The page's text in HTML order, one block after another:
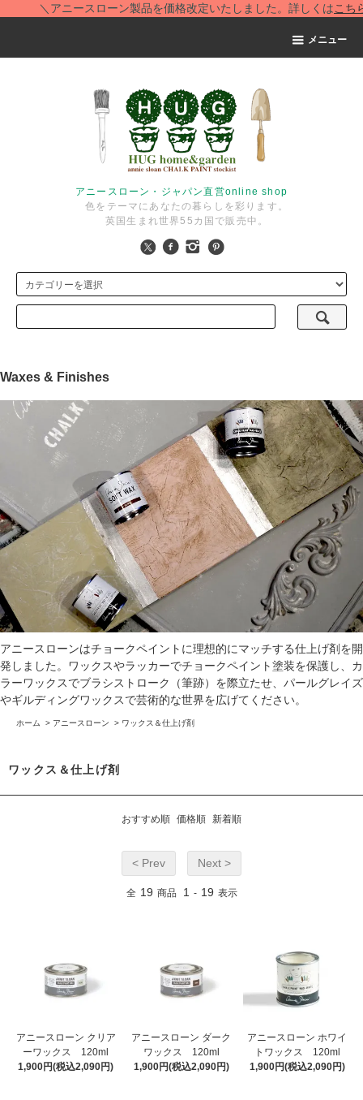
＼アニースローン製品を価格改定いたしました。詳しくは こちらを
メニュー
アニースローン・ジャパン直営online shop
色をテーマにあなたの暮らしを彩ります。
英国生まれ世界55カ国で販売中。
Waxes & Finishes
アニースローンはチョークペイントに理想的にマッチする仕上げ剤を開
発しました。ワックスやラッカーでチョークペイント塗装を保護し、カ
ラーワックスでブラシストローク（筆跡）を際立たせ、パールグレイズ
やギルディングワックスで芸術的な世界を広げてください。
ホーム > アニースローン > ワックス＆仕上げ剤
ワックス＆仕上げ剤
おすすめ順 価格順 新着順
< Prev Next >
全 19 商品 1 - 19 表示
アニースローン クリア
ーワックス 120ml
1,900円(税込2,090円)
アニースローン ダーク
ワックス 120ml
1,900円(税込2,090円)
アニースローン ホワイ
トワックス 120ml
1,900円(税込2,090円)